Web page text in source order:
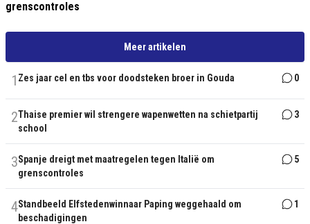
grenscontroles
Meer artikelen
1 Zes jaar cel en tbs voor doodsteken broer in Gouda 0
2Thaise premier wil strengere wapenwetten na schietpartij
school
3
3Spanje dreigt met maatregelen tegen Italië om
grenscontroles
5
4Standbeeld Elfstedenwinnaar Paping weggehaald om
beschadigingen
1